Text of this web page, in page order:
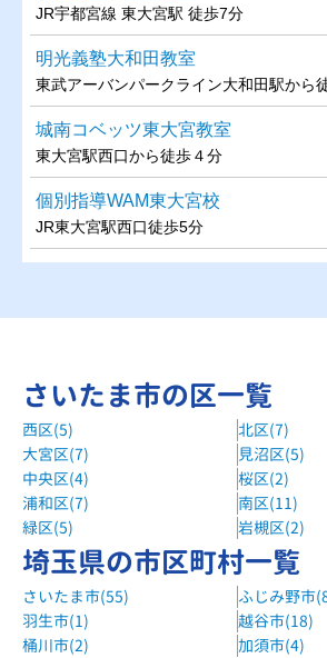
JR宇都宮線 東大宮駅 徒歩7分
明光義塾大和田教室
東武アーバンパークライン大和田駅から
城南コベッツ東大宮教室
東大宮駅西口から徒歩４分
個別指導WAM東大宮校
JR東大宮駅西口徒歩5分
さいたま市の区一覧
西区(5)
北区(7)
大宮区(7)
見沼区(5)
中央区(4)
桜区(2)
浦和区(7)
南区(11)
緑区(5)
岩槻区(2)
埼玉県の市区町村一覧
さいたま市(55)
ふじみ野市
羽生市(1)
越谷市(18)
桶川市(2)
加須市(4)